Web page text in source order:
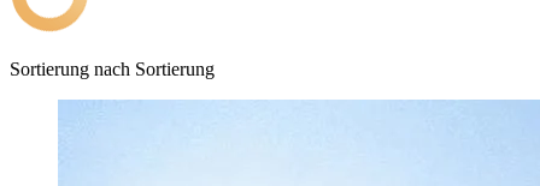
Sortierung nach Sortierung